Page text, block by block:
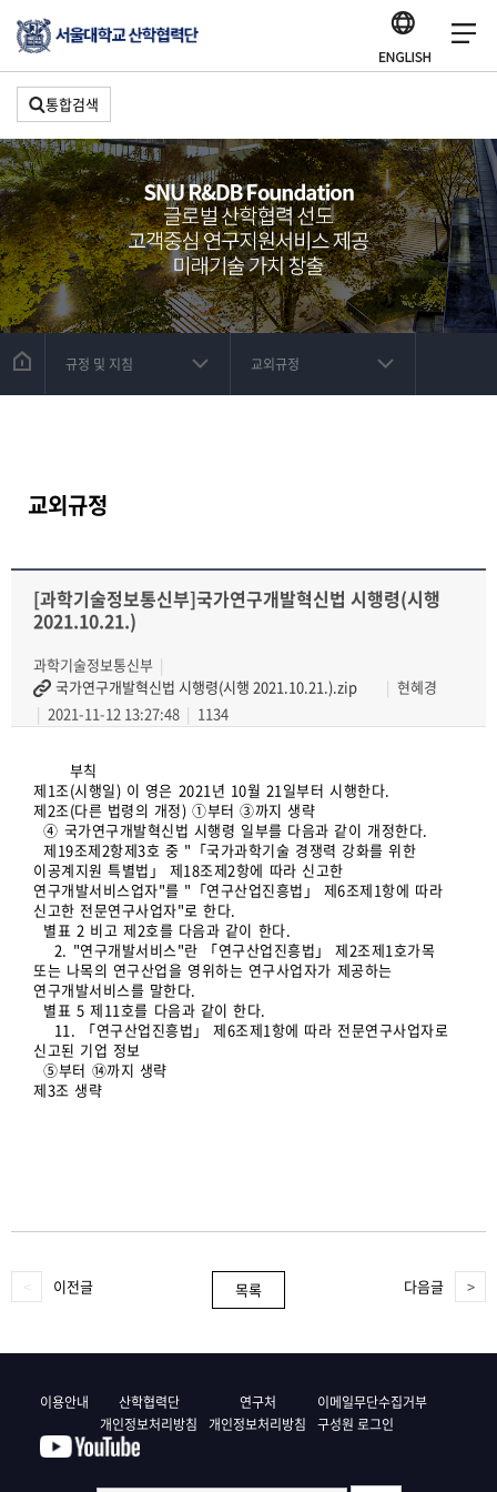
통합검색
규정 및 지침 교외규정
교외규정
[과학기술정보통신부]국가연구개발혁신법 시행령(시행
2021.10.21.)
과학기술정보통신부
국가연구개발혁신법 시행령(시행 2021.10.21.).zip
현혜경
2021-11-12 13:27:48
1134
부칙
제1조(시행일) 이 영은 2021년 10월 21일부터 시행한다.
제2조(다른 법령의 개정) ①부터 ③까지 생략
④ 국가연구개발혁신법 시행령 일부를 다음과 같이 개정한다.
제19조제2항제3호 중 "「국가과학기술 경쟁력 강화를 위한
이공계지원 특별법」 제18조제2항에 따라 신고한
연구개발서비스업자"를 "「연구산업진흥법」 제6조제1항에 따라
신고한 전문연구사업자"로 한다.
별표 2 비고 제2호를 다음과 같이 한다.
2. "연구개발서비스"란 「연구산업진흥법」 제2조제1호가목
또는 나목의 연구산업을 영위하는 연구사업자가 제공하는
연구개발서비스를 말한다.
별표 5 제11호를 다음과 같이 한다.
11. 「연구산업진흥법」 제6조제1항에 따라 전문연구사업자로
신고된 기업 정보
⑤부터 ⑭까지 생략
제3조 생략
이전글 목록 다음글
이용안내
산학협력단
개인정보처리방침
연구처
개인정보처리방침
이메일무단수집거부
구성원 로그인